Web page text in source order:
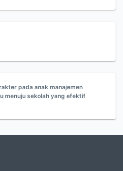
pada anak manajemen
menuju sekolah yang efektif